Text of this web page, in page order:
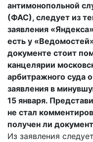
антимонопольной
(ФАС), следует из
заявления
есть у
документе стоит
канцелярии
арбитражного суда
заявления в
15 января.
не стал
получен ли
Из заявления